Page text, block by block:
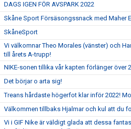
DAGS IGEN FÖR AVSPARK 2022
Skåne Sport Försäsongssnack med Maher
SkåneSport
Vi välkomnar Theo Morales (vänster) och
till årets A-trupp!
NIKE-sonen tillika vår kapten förlänger över
Det börjar o arta sig!
Treans hårdaste högerfot klar inför 2022!
Välkommen tillbaks Hjalmar och kul att du
Vi i GIF Nike är väldigt glada att dessa